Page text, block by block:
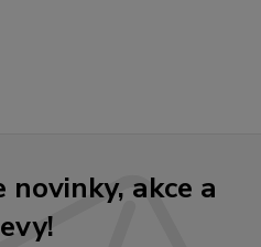
akce a